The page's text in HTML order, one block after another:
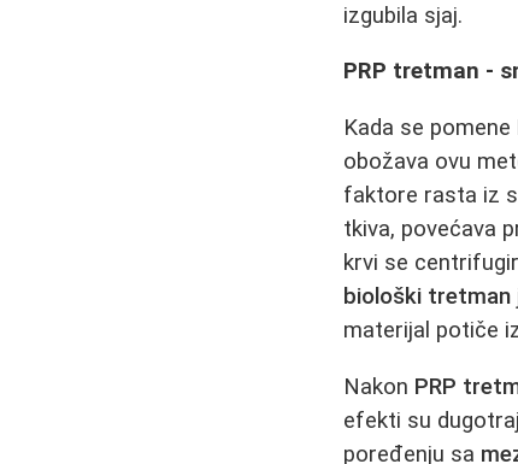
izgubila sjaj.
PRP tretman -
Kada se pomene
obožava ovu
faktore rasta iz
tkiva, povećava
krvi se
biološki tretman
materijal potiče
Nakon PRP
efekti su
poređenju sa